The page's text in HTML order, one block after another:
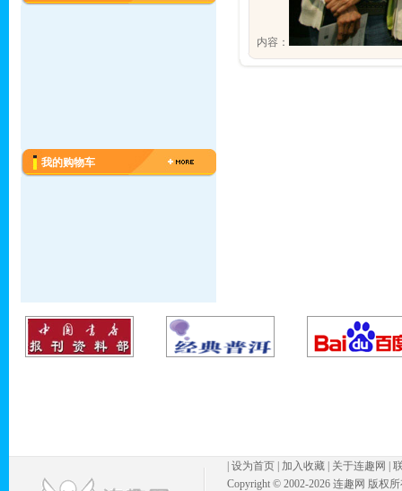
我的购物车
内容：
设为首页 加入收藏 关于连趣网
Copyright © 2002-2026 连趣网 版权